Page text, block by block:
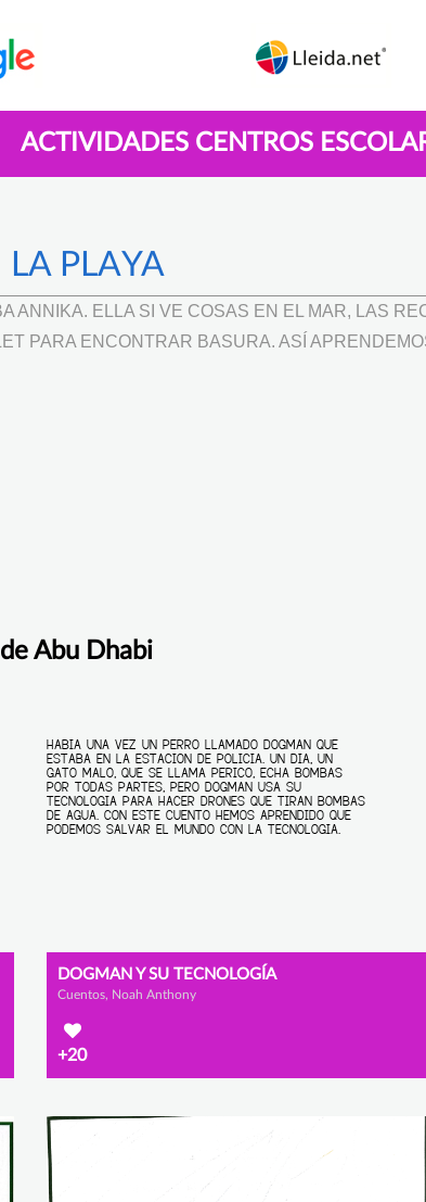
ACTIVIDADES CENTROS
LA PLAYA
ANNIKA. ELLA SI VE COSAS EN EL MAR, LAS
PARA ENCONTRAR BASURA. ASÍ
Abu Dhabi
DOGMAN Y SU TECNOLOGÍA
Cuentos, Noah Anthony
+20